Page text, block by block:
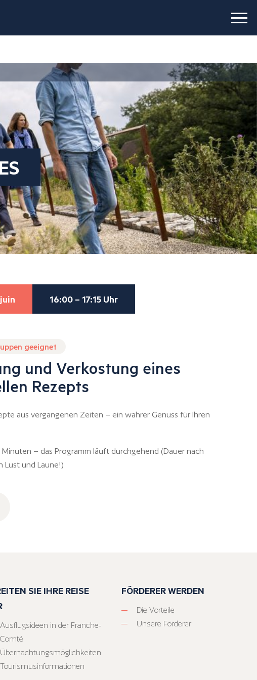
16:00 – 17:15 Uhr
geeignet
und Verkostung eines
Rezepts
aus vergangenen Zeiten – ein wahrer Genuss für Ihren
Minuten – das Programm läuft durchgehend (Dauer nach
Lust und Laune!)
SIE IHRE REISE
Ausflugsideen in der Franche-
Comté
Übernachtungsmöglichkeiten
Tourismusinformationen
FÖRDERER WERDEN
Die Vorteile
Unsere Förderer